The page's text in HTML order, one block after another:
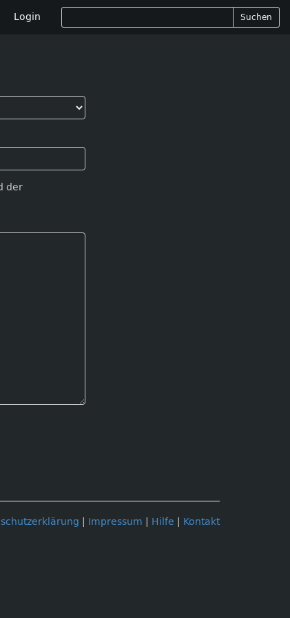
Login Suchen
der
Impressum Hilfe Kontakt